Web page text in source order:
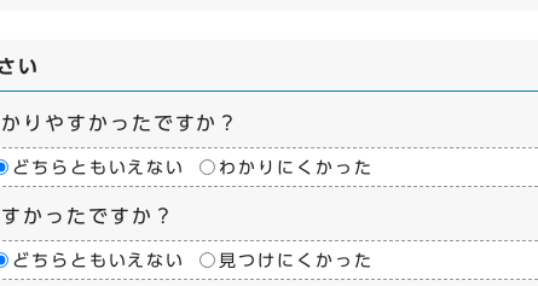
い
りやすかったですか？
どちらともいえない わかりにくかった
かったですか？
どちらともいえない 見つけにくかった